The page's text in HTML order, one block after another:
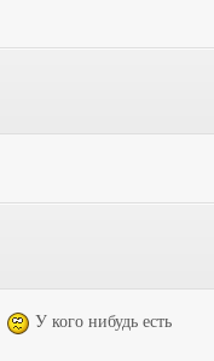
У кого нибудь есть